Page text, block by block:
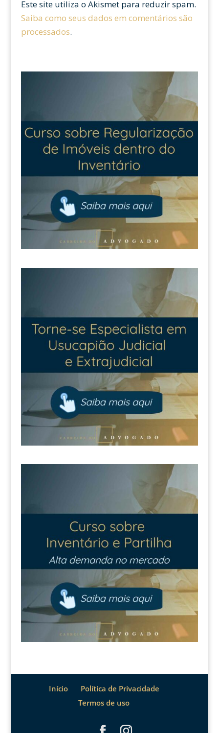
Este site utiliza o Akismet para reduzir spam.
Saiba como seus dados em comentários são
processados.
Início
Política de Privacidade
Termos de uso